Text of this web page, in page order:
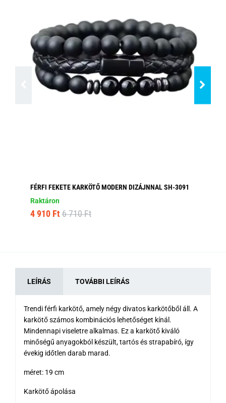
FÉRFI FEKETE KARKÖTŐ MODERN DIZÁJNNAL SH-3091
Raktáron
4 910 Ft 6 710 Ft
LEÍRÁS TOVÁBBI LEÍRÁS
Trendi férfi karkötő, amely négy divatos karkötőből áll. A
karkötő számos kombinációs lehetőséget kínál.
Mindennapi viseletre alkalmas. Ez a karkötő kiváló
minőségű anyagokból készült, tartós és strapabíró, így
évekig időtlen darab marad.
méret: 19 cm
Karkötő ápolása